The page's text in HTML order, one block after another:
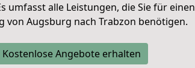
umfasst alle Leistungen, die Sie für einen
von Augsburg nach Trabzon benötigen.
Kostenlose Angebote erhalten